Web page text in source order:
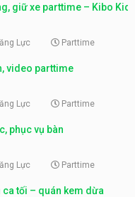
giữ xe parttime – Kibo Kid
Lực Parttime
video parttime
Lực Parttime
phục vụ bàn
Lực Parttime
ca tối – quán kem dừa